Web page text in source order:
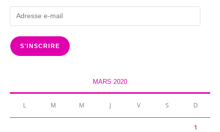
Adresse
e-
mail
S'INSCRIRE
MARS 2020
L M M J V S D
1